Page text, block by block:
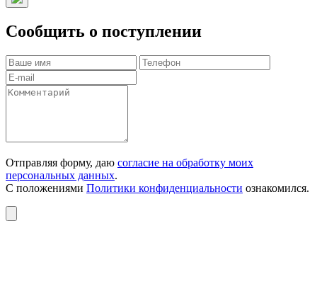
Сообщить о поступлении
Отправляя форму, даю согласие на обработку моих
персональных данных.
С положениями Политики конфиденциальности ознакомился.